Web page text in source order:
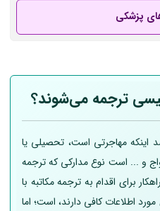
پزشکی
ترجمه می‌شوند؟
مهاجرتی است، تحصیلی یا
و ... است نوع مدارکی که ترجمه
برای اقدام به ترجمه مکاتبه با
اطلاعات کافی دارند، است؛ اما